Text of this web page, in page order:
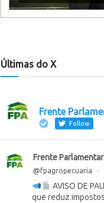
Últimas do X
Frente
Follow
Frente
@fpagropecuaria ·
AVISO DE
que reduz